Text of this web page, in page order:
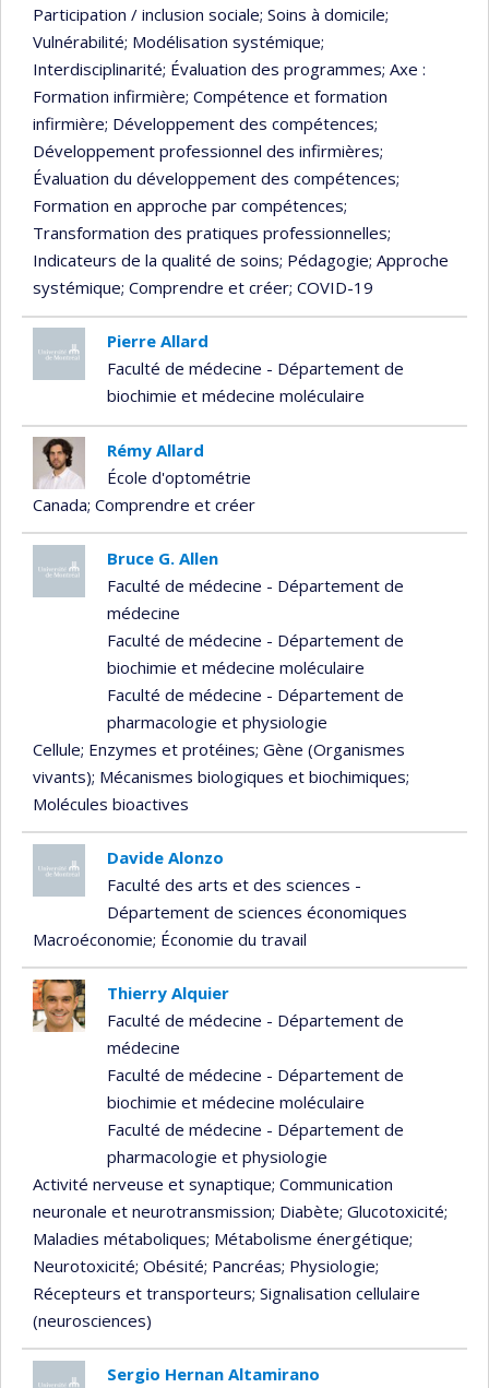
Participation / inclusion sociale; Soins à domicile;
Vulnérabilité; Modélisation systémique;
Interdisciplinarité; Évaluation des programmes; Axe :
Formation infirmière; Compétence et formation
infirmière; Développement des compétences;
Développement professionnel des infirmières;
Évaluation du développement des compétences;
Formation en approche par compétences;
Transformation des pratiques professionnelles;
Indicateurs de la qualité de soins; Pédagogie; Approche
systémique; Comprendre et créer; COVID-19
Pierre Allard
Faculté de médecine - Département de
biochimie et médecine moléculaire
Rémy Allard
École d'optométrie
Canada; Comprendre et créer
Bruce G. Allen
Faculté de médecine - Département de
médecine
Faculté de médecine - Département de
biochimie et médecine moléculaire
Faculté de médecine - Département de
pharmacologie et physiologie
Cellule; Enzymes et protéines; Gène (Organismes
vivants); Mécanismes biologiques et biochimiques;
Molécules bioactives
Davide Alonzo
Faculté des arts et des sciences -
Département de sciences économiques
Macroéconomie; Économie du travail
Thierry Alquier
Faculté de médecine - Département de
médecine
Faculté de médecine - Département de
biochimie et médecine moléculaire
Faculté de médecine - Département de
pharmacologie et physiologie
Activité nerveuse et synaptique; Communication
neuronale et neurotransmission; Diabète; Glucotoxicité;
Maladies métaboliques; Métabolisme énergétique;
Neurotoxicité; Obésité; Pancréas; Physiologie;
Récepteurs et transporteurs; Signalisation cellulaire
(neurosciences)
Sergio Hernan Altamirano